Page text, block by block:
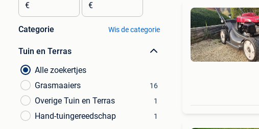
€ €
Categorie Wis de categorie
Tuin en Terras
Alle zoekertjes
Grasmaaiers
16
Overige Tuin en Terras 1
Hand-tuingereedschap 1